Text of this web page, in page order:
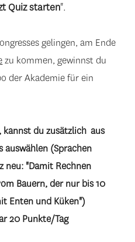
Quiz starten".
gelingen, am Ende
zu kommen, gewinnst du
der Akademie für ein
kannst du zusätzlich aus
auswählen (Sprachen
neu: "Damit Rechnen
Bauern, der nur bis 10
Enten und Küken")
20 Punkte/Tag